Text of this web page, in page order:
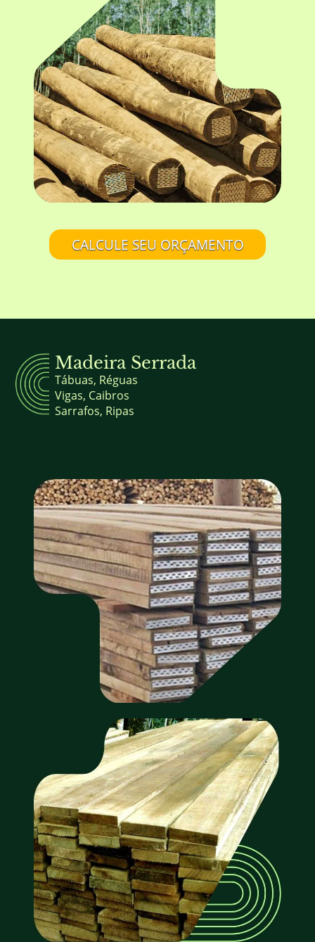
CALCULE SEU ORÇAMENTO
Madeira Serrada
Tábuas, Réguas
Vigas, Caibros
Sarrafos, Ripas